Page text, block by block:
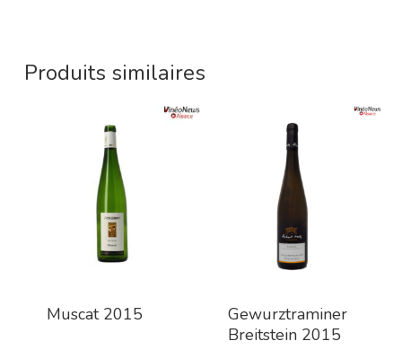
Produits similaires
Muscat 2015
Gewurztraminer
Breitstein 2015